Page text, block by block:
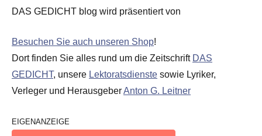
DAS GEDICHT blog wird präsentiert von
Besuchen Sie auch unseren Shop!
Dort finden Sie alles rund um die Zeitschrift DAS
GEDICHT, unsere Lektoratsdienste sowie Lyriker,
Verleger und HerausgeberAnton G. Leitner
EIGENANZEIGE